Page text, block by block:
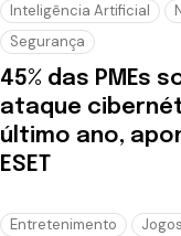
Inteligência Artificial
Segurança
45% das PMEs
ataque
último ano,
ESET
Entretenimento Jogos